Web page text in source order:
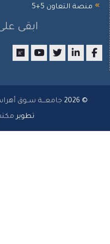
التعاون 5+5
ابقى على
جامعـــة ســوق أهراس.
مكتب